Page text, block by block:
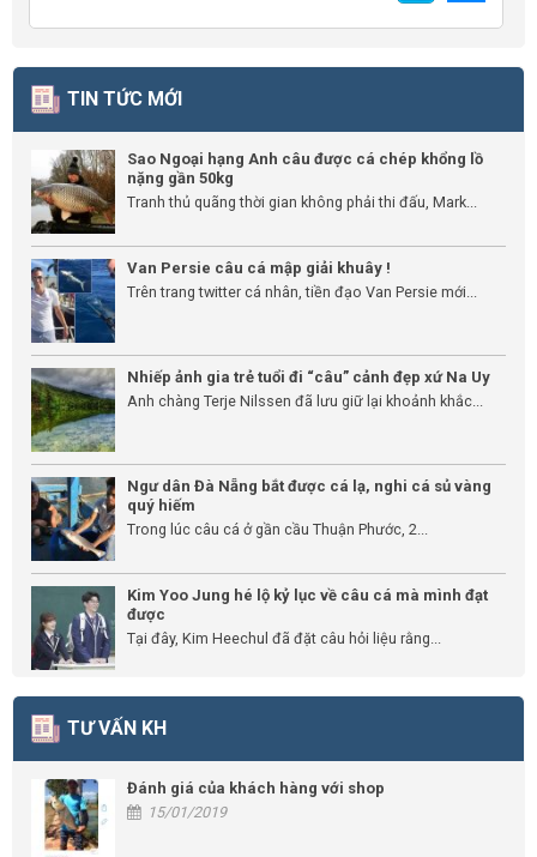
TIN TỨC MỚI
Sao Ngoại hạng Anh câu được cá chép khổng lồ
nặng gần 50kg
Tranh thủ quãng thời gian không phải thi đấu, Mark...
Van Persie câu cá mập giải khuây !
Trên trang twitter cá nhân, tiền đạo Van Persie mới...
Nhiếp ảnh gia trẻ tuổi đi “câu” cảnh đẹp xứ Na Uy
Anh chàng Terje Nilssen đã lưu giữ lại khoảnh khắc...
Ngư dân Đà Nẵng bắt được cá lạ, nghi cá sủ vàng
quý hiếm
Trong lúc câu cá ở gần cầu Thuận Phước, 2...
Kim Yoo Jung hé lộ kỷ lục về câu cá mà mình đạt
được
Tại đây, Kim Heechul đã đặt câu hỏi liệu rằng...
TƯ VẤN KH
Đánh giá của khách hàng với shop
15/01/2019